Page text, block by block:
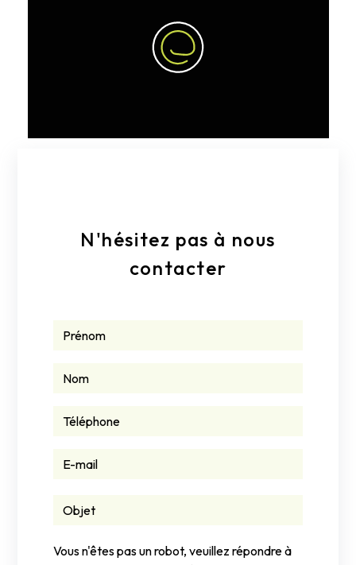
N'hésitez pas à nous
contacter
Vous n'êtes pas un robot, veuillez répondre à